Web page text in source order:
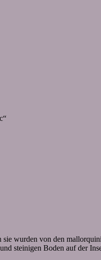
wurden von den
steinigen Boden auf der